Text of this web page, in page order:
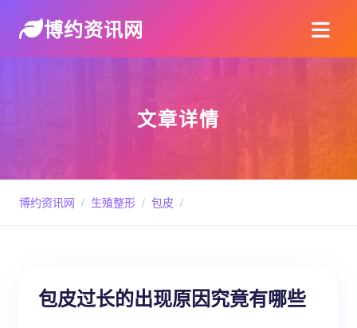
博约资讯网
文章详情
博约资讯网 / 生殖整形 / 包皮 /
包皮过长的出现原因究竟有哪些